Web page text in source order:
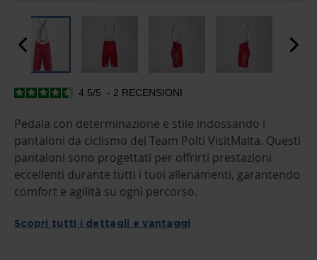
SKIP
THE
BEGINNING
OF
THE
IMAGES
GALLERY
4.5/5 - 2 RECENSIONI
Pedala con determinazione e stile indossando i
pantaloni da ciclismo del Team Polti VisitMalta. Questi
pantaloni sono progettati per offrirti prestazioni
eccellenti durante tutti i tuoi allenamenti, garantendo
comfort e agilità su ogni percorso.
Scopri tutti i dettagli e vantaggi